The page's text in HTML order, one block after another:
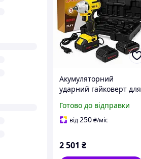
Акумуляторний
ударний гайковерт для
гайковерт з 2
акумуляторами LE-75
Готово до відправки
від250₴/міс
2 501 ₴